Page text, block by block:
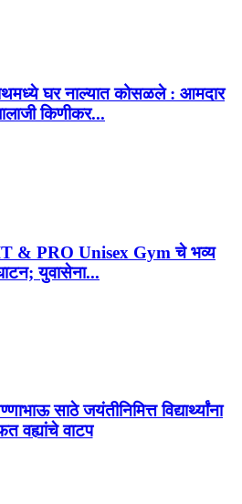
घर नाल्यात कोसळले : आमदार
किणीकर...
& PRO Unisex Gym चे भव्य
युवासेना...
साठे जयंतीनिमित्त विद्यार्थ्यांना
वह्यांचे वाटप